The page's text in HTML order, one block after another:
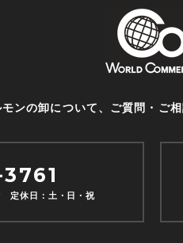
ンの卸について、ご質問・ご
定休日：土・日・祝